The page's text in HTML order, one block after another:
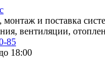
монтаж и поставка
вентиляции,
85
18:00